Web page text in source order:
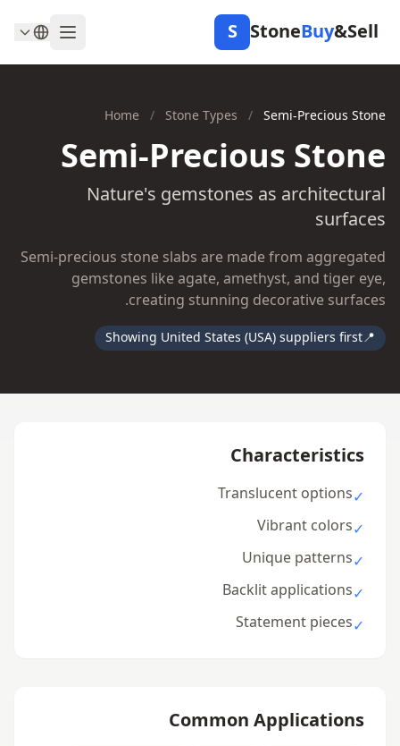
S StoneBuy&Sell
Home / Stone Types / Semi-Precious Stone
Semi-Precious Stone
Nature's gemstones as architectural
surfaces
Semi-precious stone slabs are made from aggregated
gemstones like agate, amethyst, and tiger eye,
creating stunning decorative surfaces.
📍
Showing United States (USA) suppliers first
Characteristics
✓
Translucent options
✓
Vibrant colors
✓
Unique patterns
✓
Backlit applications
✓
Statement pieces
Common Applications